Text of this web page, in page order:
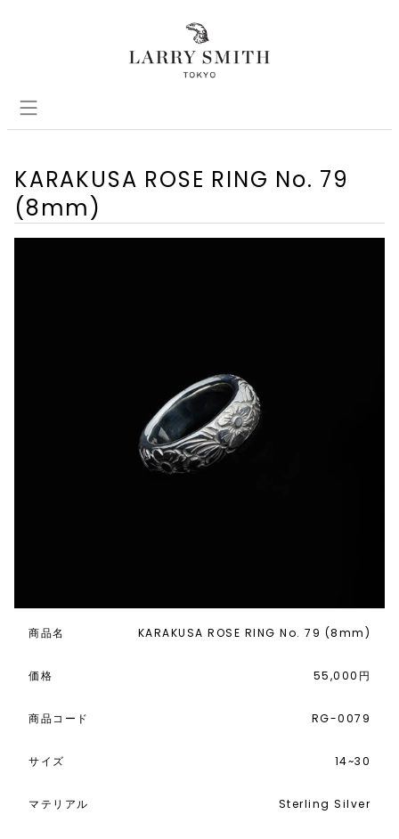
KARAKUSA ROSE RING No. 79
(8mm)
商品名 KARAKUSA ROSE RING No. 79 (8mm)
価格 55,000円
商品コード RG-0079
サイズ 14~30
マテリアル Sterling Silver